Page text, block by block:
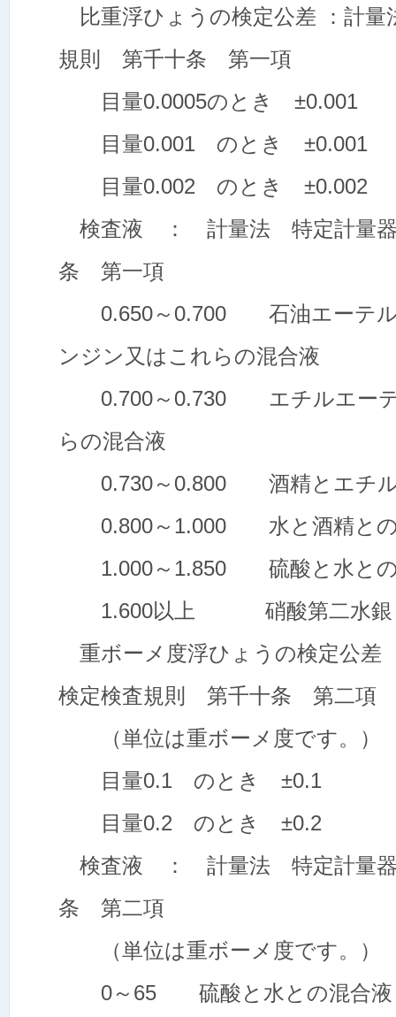
比重浮ひょうの検定公差 ：計
規則 第千十条 第一項
目量0.0005のとき ±0.001
目量0.001 のとき ±0.001
目量0.002 のとき ±0.002
検査液 ： 計量法 特定計量器
条 第一項
0.650～0.700 石油エーテル
ンジン又はこれらの混合液
0.700～0.730 エチルエーテ
らの混合液
0.730～0.800 酒精とエチル
0.800～1.000 水と酒精との
1.000～1.850 硫酸と水との
1.600以上 硝酸第二水銀と
重ボーメ度浮ひょうの検定公
検定検査規則 第千十条 第二項
（単位は重ボーメ度です。）
目量0.1 のとき ±0.1
目量0.2 のとき ±0.2
検査液 ： 計量法 特定計量器
条 第二項
（単位は重ボーメ度です。）
0～65 硫酸と水との混合液